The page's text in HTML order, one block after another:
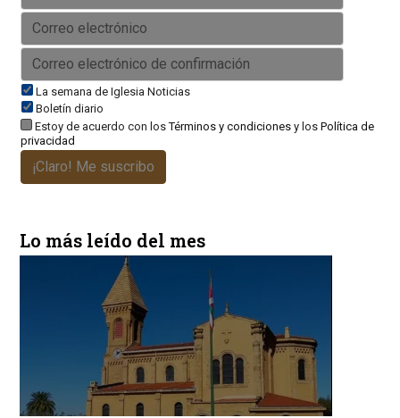
La semana de Iglesia Noticias
Boletín diario
Estoy de acuerdo con losTérminos y condicionesy los Política de
privacidad
¡Claro! Me suscribo
Lo más leído del mes